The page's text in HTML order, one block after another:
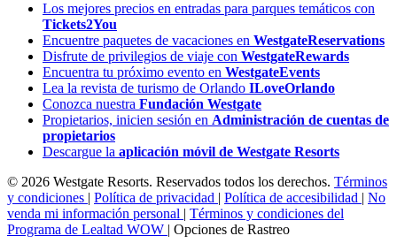
Los mejores precios en entradas para parques temáticos con
Tickets2You
Encuentre paquetes de vacaciones en WestgateReservations
Disfrute de privilegios de viaje con WestgateRewards
Encuentra tu próximo evento en WestgateEvents
Lea la revista de turismo de Orlando ILoveOrlando
Conozca nuestra Fundación Westgate
Propietarios, inicien sesión en Administración de cuentas de
propietarios
Descargue la aplicación móvil de Westgate Resorts
© 2026 Westgate Resorts. Reservados todos los derechos. Términos
y condiciones | Política de privacidad | Política de accesibilidad | No
venda mi información personal | Términos y condiciones del
Programa de Lealtad WOW | Opciones de Rastreo